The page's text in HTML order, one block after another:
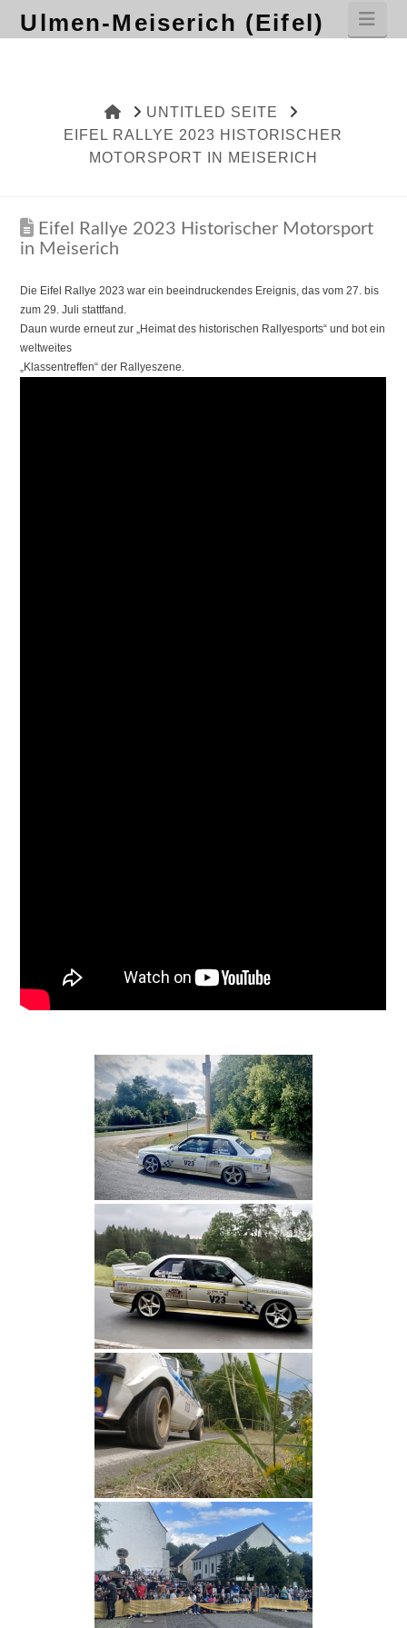
Ulmen-Meiserich (Eifel)
HOMEUNTITLED SEITE
EIFEL RALLYE 2023 HISTORISCHER
MOTORSPORT IN MEISERICH
Eifel Rallye 2023 Historischer Motorsport
in Meiserich
Die Eifel Rallye 2023 war ein beeindruckendes Ereignis, das vom 27. bis
zum 29. Juli stattfand.
Daun wurde erneut zur „Heimat des historischen Rallyesports“ und bot ein
weltweites
„Klassentreffen“ der Rallyeszene.